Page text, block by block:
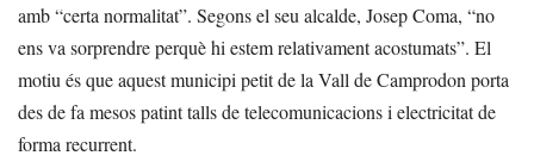
amb “certa normalitat”. Segons el seu alcalde, Josep Coma, “no
ens va sorprendre perquè hi estem relativament acostumats”. El
motiu és que aquest municipi petit de la Vall de Camprodon porta
des de fa mesos patint talls de telecomunicacions i electricitat de
forma recurrent.